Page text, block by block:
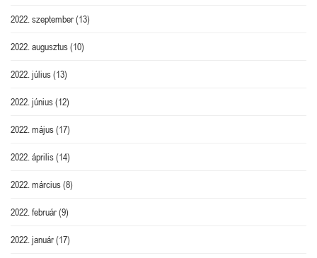
2022. szeptember(13)
2022. augusztus(10)
2022. július(13)
2022. június(12)
2022. május(17)
2022. április(14)
2022. március(8)
2022. február(9)
2022. január(17)